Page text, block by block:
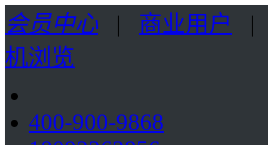
会员中心 | 商业用户
机浏览
400-900-9868